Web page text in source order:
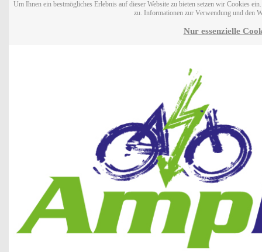
Um Ihnen ein bestmögliches Erlebnis auf dieser Website zu bieten setzen wir Cookies
zu. Informationen zur Verwendung und den
Nur essenzielle